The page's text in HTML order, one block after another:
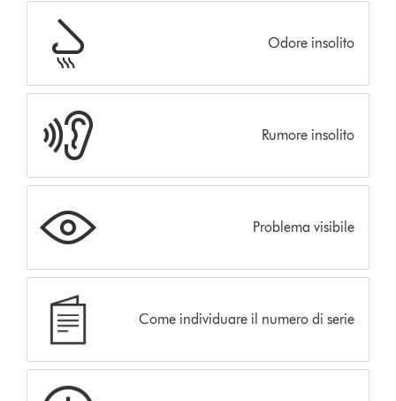
Odore insolito
Rumore insolito
Problema visibile
Come individuare il numero di serie